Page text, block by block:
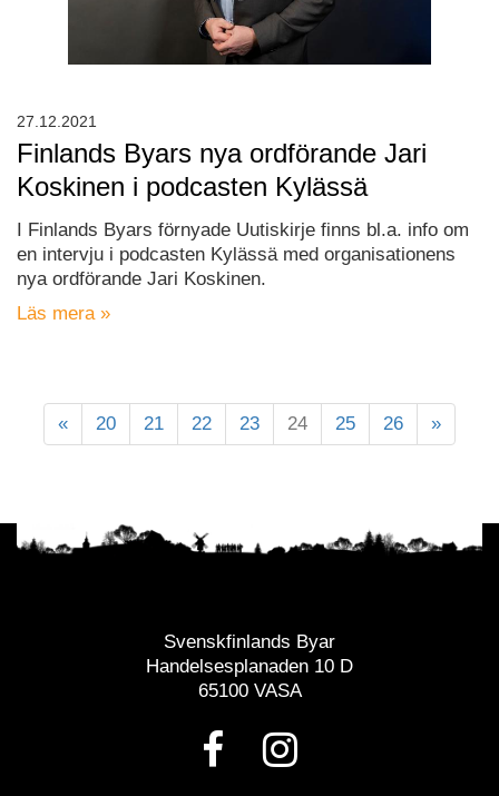
Finlands Byars nya ordförande Jari
Koskinen i podcasten Kylässä
I Finlands Byars förnyade Uutiskirje finns bl.a. info om
en intervju i podcasten Kylässä med organisationens
nya ordförande Jari Koskinen.
Läs mera »
27.12.2021
« 20 21 22 23 24 25 26 »
Svenskfinlands Byar
Handelsesplanaden 10 D
65100 VASA